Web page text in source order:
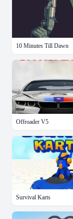
10 Minutes Till Dawn
Offroader V5
Survival Karts